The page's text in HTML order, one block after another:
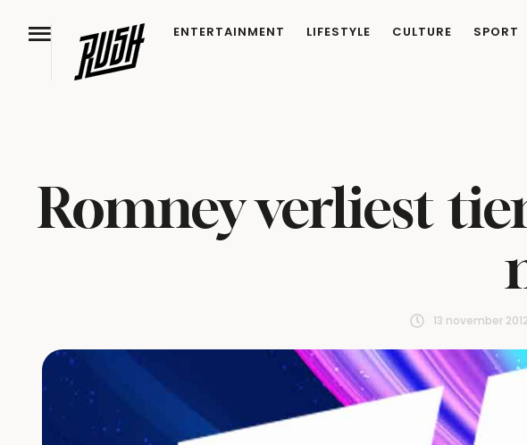
ENTERTAINMENT LIFESTYLE CULTURE SPORT
Romney verliest
13 november 2012